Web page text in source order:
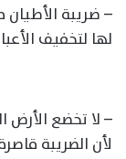
– ضريبة الأطيان
لها لتخفيف
– لا تخضع الأرض
لأن الضريبة